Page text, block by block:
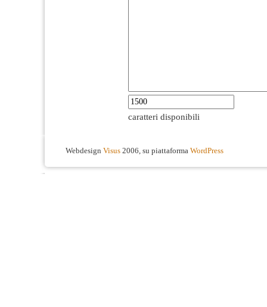
caratteri disponibili
Webdesign Visus 2006, su piattaforma WordPress